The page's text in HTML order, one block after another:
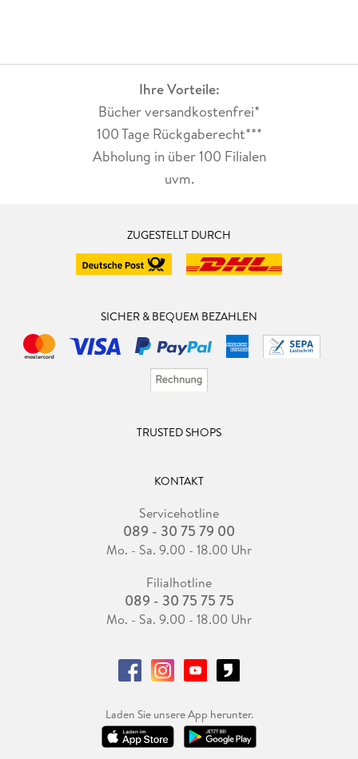
Ihre Vorteile:
Bücher versandkostenfrei*
100 Tage Rückgaberecht***
Abholung in über 100 Filialen
uvm.
ZUGESTELLT DURCH
SICHER & BEQUEM BEZAHLEN
TRUSTED SHOPS
KONTAKT
Servicehotline
089 - 30 75 79 00
Mo. - Sa. 9.00 - 18.00 Uhr
Filialhotline
089 - 30 75 75 75
Mo. - Sa. 9.00 - 18.00 Uhr
Laden Sie unsere App herunter.